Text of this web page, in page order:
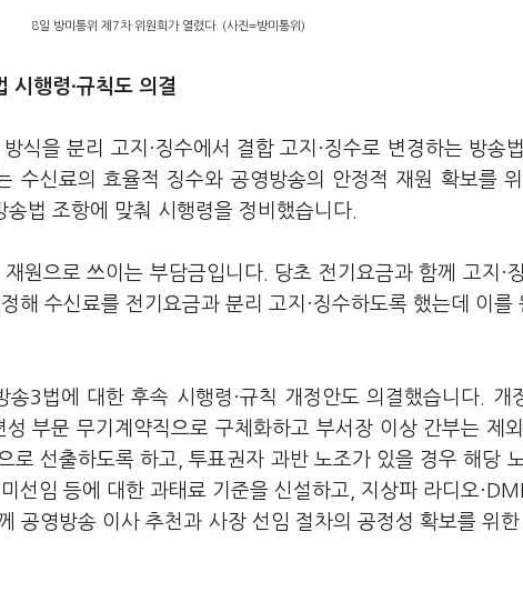
8일 방미통위 제7차 위원회가 열렸다. (사진=방미통위)
행령·규칙도 의결
식을 분리 고지·징수에서 결합 고지·징수로 변경하는 방송
수신료의 효율적 징수와 공영방송의 안정적 재원 확보를
법 조항에 맞춰 시행령을 정비했습니다.
원으로 쓰이는 부담금입니다. 당초 전기요금과 함께 고지·
해 수신료를 전기요금과 분리 고지·징수하도록 했는데 이를
3법에 대한 후속 시행령·규칙 개정안도 의결했습니다. 개
성 부문 무기계약직으로 구체화하고 부서장 이상 간부는 제
로 선출하도록 하고, 투표권자 과반 노조가 있을 경우 해당
선임 등에 대한 과태료 기준을 신설하고, 지상파 라디오
공영방송 이사 추천과 사장 선임 절차의 공정성 확보를 위